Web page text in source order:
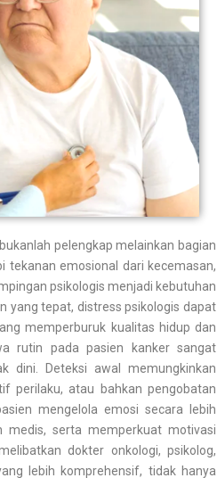
pelengkap melainkan bagian
tekanan emosional dari kecemasan,
psikologis menjadi kebutuhan
yang tepat, distress psikologis dapat
memperburuk kualitas hidup dan
rutin pada pasien kanker sangat
dini. Deteksi awal memungkinkan
perilaku, atau bahkan pengobatan
mengelola emosi secara lebih
medis, serta memperkuat motivasi
dokter onkologi, psikolog,
lebih komprehensif, tidak hanya